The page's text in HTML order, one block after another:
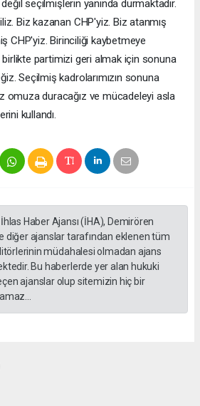
seçilmişlerin yanında durmaktadır.
Biz kazanan CHP'yiz. Biz atanmış
CHP'yiz. Birinciliği kaybetmeye
birlikte partimizi geri almak için sonuna
Seçilmiş kadrolarımızın sonuna
omuza duracağız ve mücadeleyi asla
kullandı.
Haber Ajansı (İHA), Demirören
diğer ajanslar tarafından eklenen tüm
müdahalesi olmadan ajans
Bu haberlerde yer alan hukuki
ajanslar olup sitemizin hiç bir